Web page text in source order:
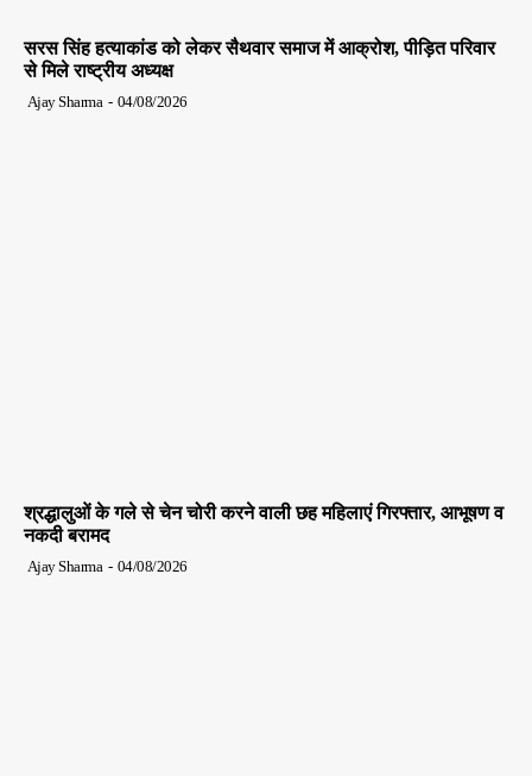
सरस सिंह हत्याकांड को लेकर सैथवार समाज में आक्रोश, पीड़ित परिवार
से मिले राष्ट्रीय अध्यक्ष
Ajay Sharma - 04/08/2026
श्रद्धालुओं के गले से चेन चोरी करने वाली छह महिलाएं गिरफ्तार, आभूषण व
नकदी बरामद
Ajay Sharma - 04/08/2026